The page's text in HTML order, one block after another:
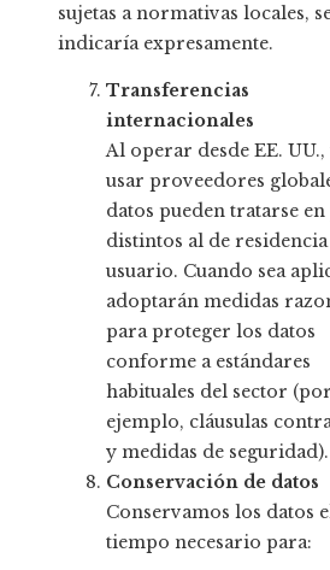
sujetas a normativas locales,
indicaría expresamente.
Transferencias
internacionales
Al operar desde EE. UU.,
usar proveedores
datos pueden tratarse en
distintos al de
usuario. Cuando sea
adoptarán medidas
para proteger los datos
conforme a estándares
habituales del sector (por
ejemplo, cláusulas
y medidas de seguridad).
Conservación de datos
Conservamos los datos
tiempo necesario para: